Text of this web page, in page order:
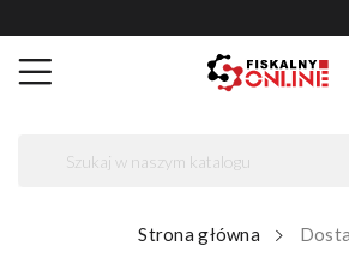
Strona główna